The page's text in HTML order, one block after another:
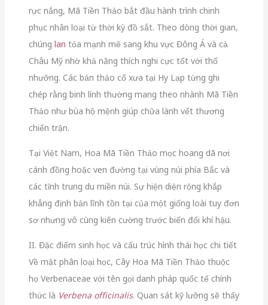
rực nắng, Mã Tiền Thảo bắt đầu hành trình chinh
phục nhân loại từ thời kỳ đồ sắt. Theo dòng thời gian,
chúng lan tỏa mạnh mẽ sang khu vực Đông Á và cả
Châu Mỹ nhờ khả năng thích nghi cực tốt với thổ
nhưỡng. Các bản thảo cổ xưa tại Hy Lạp từng ghi
chép rằng binh lính thường mang theo nhành Mã Tiền
Thảo như bùa hộ mệnh giúp chữa lành vết thương
chiến trận.
Tại Việt Nam, Hoa Mã Tiền Thảo mọc hoang dã nơi
cánh đồng hoặc ven đường tại vùng núi phía Bắc và
các tỉnh trung du miền núi. Sự hiện diện rộng khắp
khẳng định bản lĩnh tồn tại của một giống loài tuy đơn
sơ nhưng vô cùng kiên cường trước biến đổi khí hậu.
II. Đặc điểm sinh học và cấu trúc hình thái học chi tiết
Về mặt phân loại học, Cây Hoa Mã Tiền Thảo thuộc
họ Verbenaceae với tên gọi danh pháp quốc tế chính
thức là Verbena officinalis. Quan sát kỹ lưỡng sẽ thấy